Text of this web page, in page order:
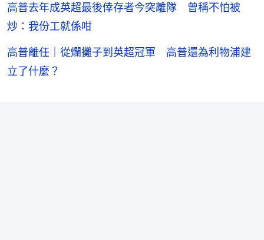
高普去年成英超最後倖存者今突離隊 曾稱不怕被
炒：我份工就係咁
高普離任｜從爛攤子到英超冠軍 高普還為利物浦建
立了什麼？